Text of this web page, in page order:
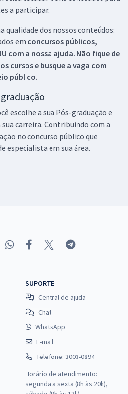
a participar.
qualidade dos nossos conteúdos:
em concursos públicos,
com a nossa ajuda. Não fique de
cursos e busque a vaga com
público.
escolhe a sua Pós-graduação e
carreira. Contribuindo com a
no concurso público que
especialista em sua área.
SUPORTE
Central de ajuda
Chat
WhatsApp
E-mail
Telefone: 3003-0894
Horário de atendimento:
segunda a sexta (8h às 20h),